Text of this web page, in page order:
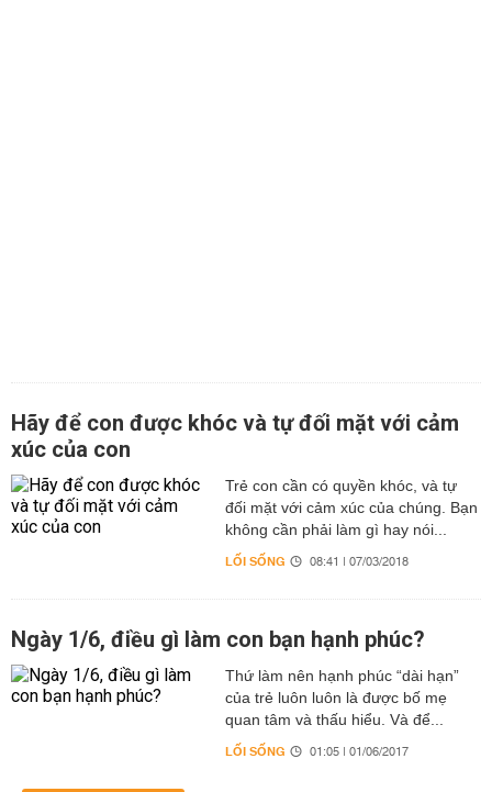
Hãy để con được khóc và tự đối mặt với cảm
xúc của con
Trẻ con cần có quyền khóc, và tự
đối mặt với cảm xúc của chúng. Bạn
không cần phải làm gì hay nói...
LỐI SỐNG 08:41 | 07/03/2018
Ngày 1/6, điều gì làm con bạn hạnh phúc?
Thứ làm nên hạnh phúc “dài hạn”
của trẻ luôn luôn là được bố mẹ
quan tâm và thấu hiểu. Và để...
LỐI SỐNG 01:05 | 01/06/2017